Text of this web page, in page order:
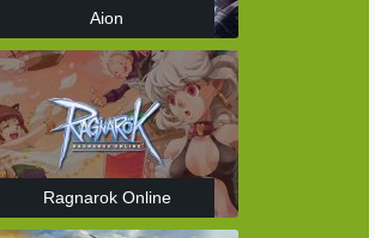
Aion
Ragnarok Online